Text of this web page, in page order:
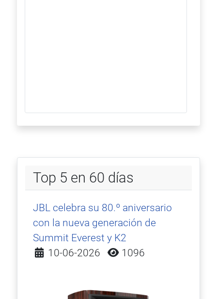
Top 5 en 60 días
JBL celebra su 80.º aniversario
con la nueva generación de
Summit Everest y K2
Detalles
10-06-2026 1096